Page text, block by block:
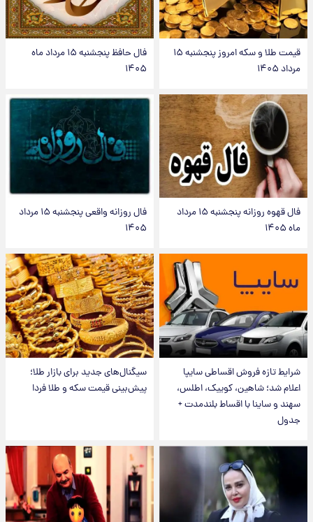
قیمت طلا و سکه امروز پنجشنبه ۱۵
مرداد ۱۴۰۵
فال حافظ پنجشنبه ۱۵ مرداد ماه
۱۴۰۵
فال قهوه روزانه پنجشنبه ۱۵ مرداد
ماه ۱۴۰۵
فال روزانه واقعی پنجشنبه ۱۵ مرداد
۱۴۰۵
شرایط تازه فروش اقساطی سایپا
اعلام شد؛ شاهین، کوییک، اطلس،
سهند و ساینا با اقساط بلندمدت +
جدول
سیگنال‌های جدید برای بازار طلا؛
پیش‌بینی قیمت سکه و طلا فردا